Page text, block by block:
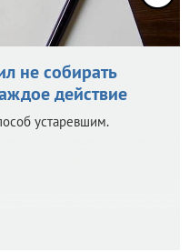
не собирать
действие
устаревшим.